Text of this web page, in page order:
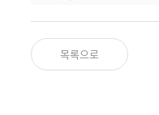
목록으로